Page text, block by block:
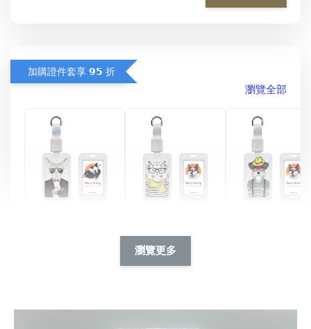
加購證件套享 𝟵𝟱 折
瀏覽全部
- +
件套(附伸縮卡扣)
CSAA05
- +NT$ 214
-
瀏覽更多